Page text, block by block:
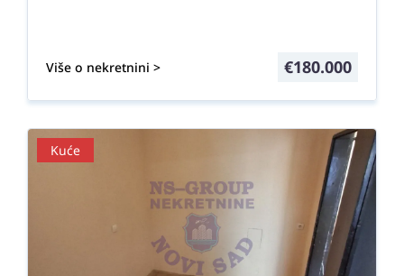
Više o nekretnini > €180.000
Kuće